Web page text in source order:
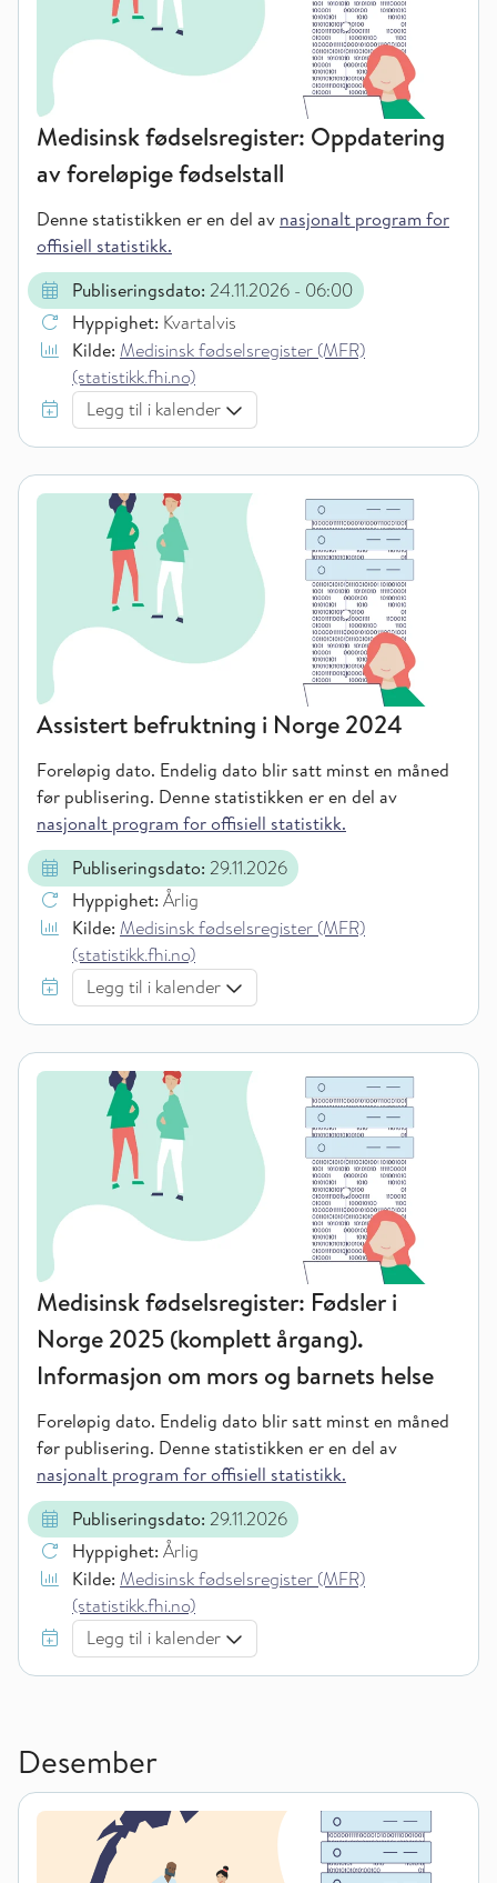
Medisinsk fødselsregister: Oppdatering
av foreløpige fødselstall
Denne statistikken er en del av nasjonalt program for
offisiell statistikk.
Publiseringsdato: 24.11.2026 - 06:00
Hyppighet: Kvartalvis
Kilde: Medisinsk fødselsregister (MFR)
(statistikk.fhi.no)
Legg til i kalender
Assistert befruktning i Norge 2024
Foreløpig dato. Endelig dato blir satt minst en måned
før publisering. Denne statistikken er en del av
nasjonalt program for offisiell statistikk.
Publiseringsdato: 29.11.2026
Hyppighet: Årlig
Kilde: Medisinsk fødselsregister (MFR)
(statistikk.fhi.no)
Legg til i kalender
Medisinsk fødselsregister: Fødsler i
Norge 2025 (komplett årgang).
Informasjon om mors og barnets helse
Foreløpig dato. Endelig dato blir satt minst en måned
før publisering. Denne statistikken er en del av
nasjonalt program for offisiell statistikk.
Publiseringsdato: 29.11.2026
Hyppighet: Årlig
Kilde: Medisinsk fødselsregister (MFR)
(statistikk.fhi.no)
Legg til i kalender
Desember